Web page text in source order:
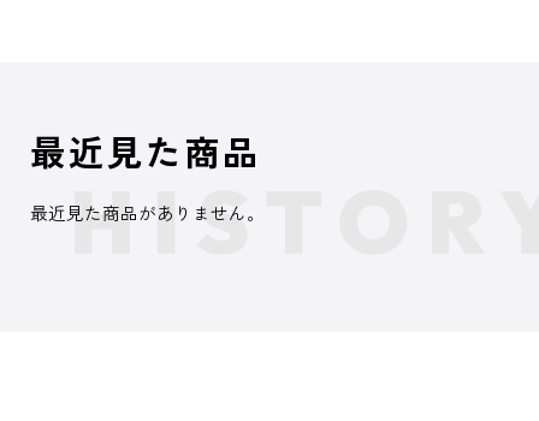
最近見た商品
最近見た商品がありません。